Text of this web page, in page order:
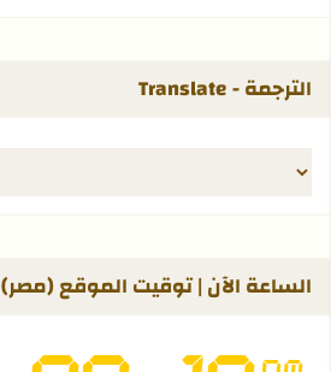
الترجمة - Translate
الساعة الآن | توقيت الموقع (مصر)